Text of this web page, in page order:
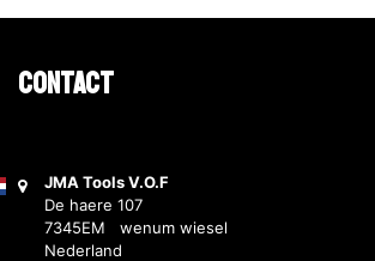
Contact
JMA Tools V.O.F
De haere 107
7345EM wenum wiesel
Nederland